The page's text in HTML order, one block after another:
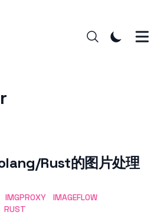
Rust的图片处理
IMGPROXY
IMAGEFLOW
RUST